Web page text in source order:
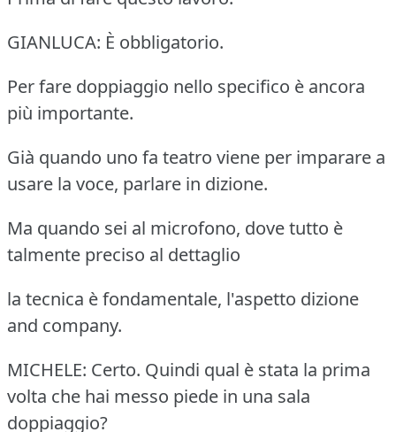
GIANLUCA: È obbligatorio.
Per fare doppiaggio nello specifico è ancora
più importante.
Già quando uno fa teatro viene per imparare a
usare la voce, parlare in dizione.
Ma quando sei al microfono, dove tutto è
talmente preciso al dettaglio
la tecnica è fondamentale, l'aspetto dizione
and company.
MICHELE: Certo. Quindi qual è stata la prima
volta che hai messo piede in una sala
doppiaggio?